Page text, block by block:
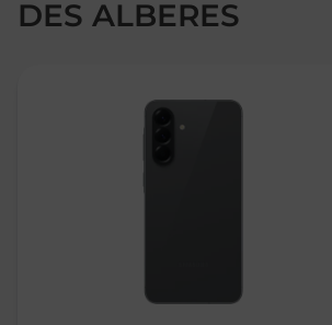
DES ALBERES